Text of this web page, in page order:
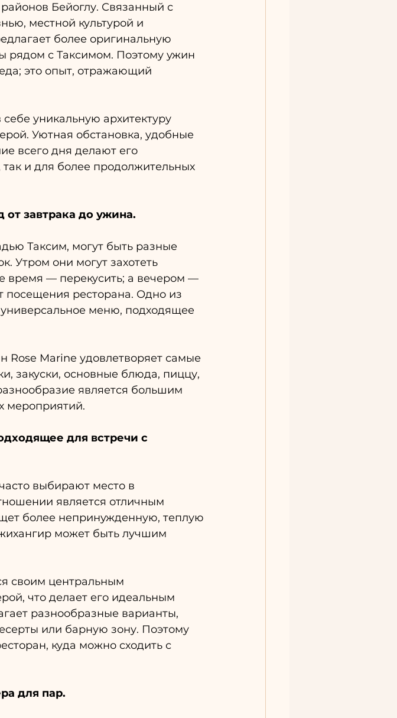
Бейоглу. Связанный с
местной культурой и
более оригинальную
рядом с Таксимом. Поэтому ужин
это опыт, отражающий
уникальную архитектуру
Уютная обстановка, удобные
всего дня делают его
и для более продолжительных
завтрака до ужина.
Таксим, могут быть разные
Утром они могут захотеть
время — перекусить; а вечером —
посещения ресторана. Одно из
меню, подходящее
Rose Marine удовлетворяет самые
закуски, основные блюда, пиццу,
является большим
мероприятий.
для встречи с
выбирают место в
является отличным
более непринужденную, теплую
может быть лучшим
своим центральным
что делает его идеальным
разнообразные варианты,
или барную зону. Поэтому
куда можно сходить с
для пар.